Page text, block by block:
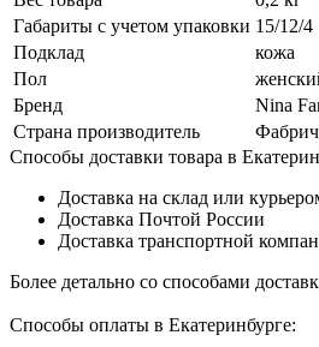
Габариты с учетом упаковки 15/12/4
Подклад
кожа
Пол
Бренд
Nina
Страна производитель
Способы доставки товара в
Доставка на склад или
Доставка Почтой России
Доставка транспортной
Более детально со способами
Способы оплаты в Екатеринбурге: